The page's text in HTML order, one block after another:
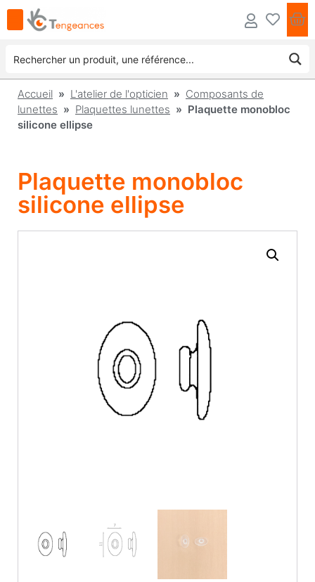
Accueil » L'atelier de l'opticien » Composants de
lunettes » Plaquettes lunettes » Plaquette monobloc
silicone ellipse
Plaquette monobloc
silicone ellipse